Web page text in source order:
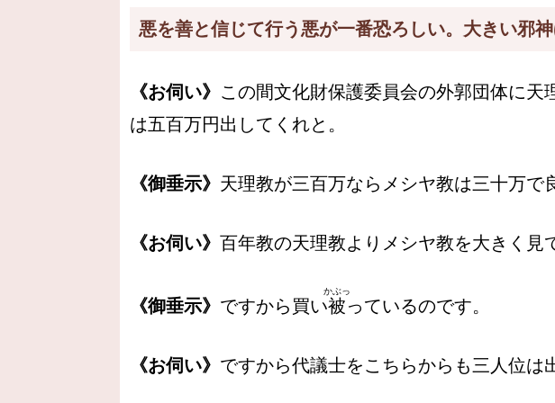
悪を善と信じて行う悪が一番恐ろしい。大きい邪
《お伺い》 この間文化財保護委員会の外郭団体に
は五百万円出してくれと。
《御垂示》 天理教が三百万ならメシヤ教は三十万で
《お伺い》 百年教の天理教よりメシヤ教を大きく見
《御垂示》 ですから買い被
かぶっ
っているのです。
《お伺い》 ですから代議士をこちらからも三人位は